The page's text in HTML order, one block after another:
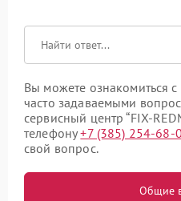
Вы можете ознакомиться
часто задаваемыми
сервисный центр “FIX-
телефону+7 (385) 254-68-
свой вопрос.
Общие